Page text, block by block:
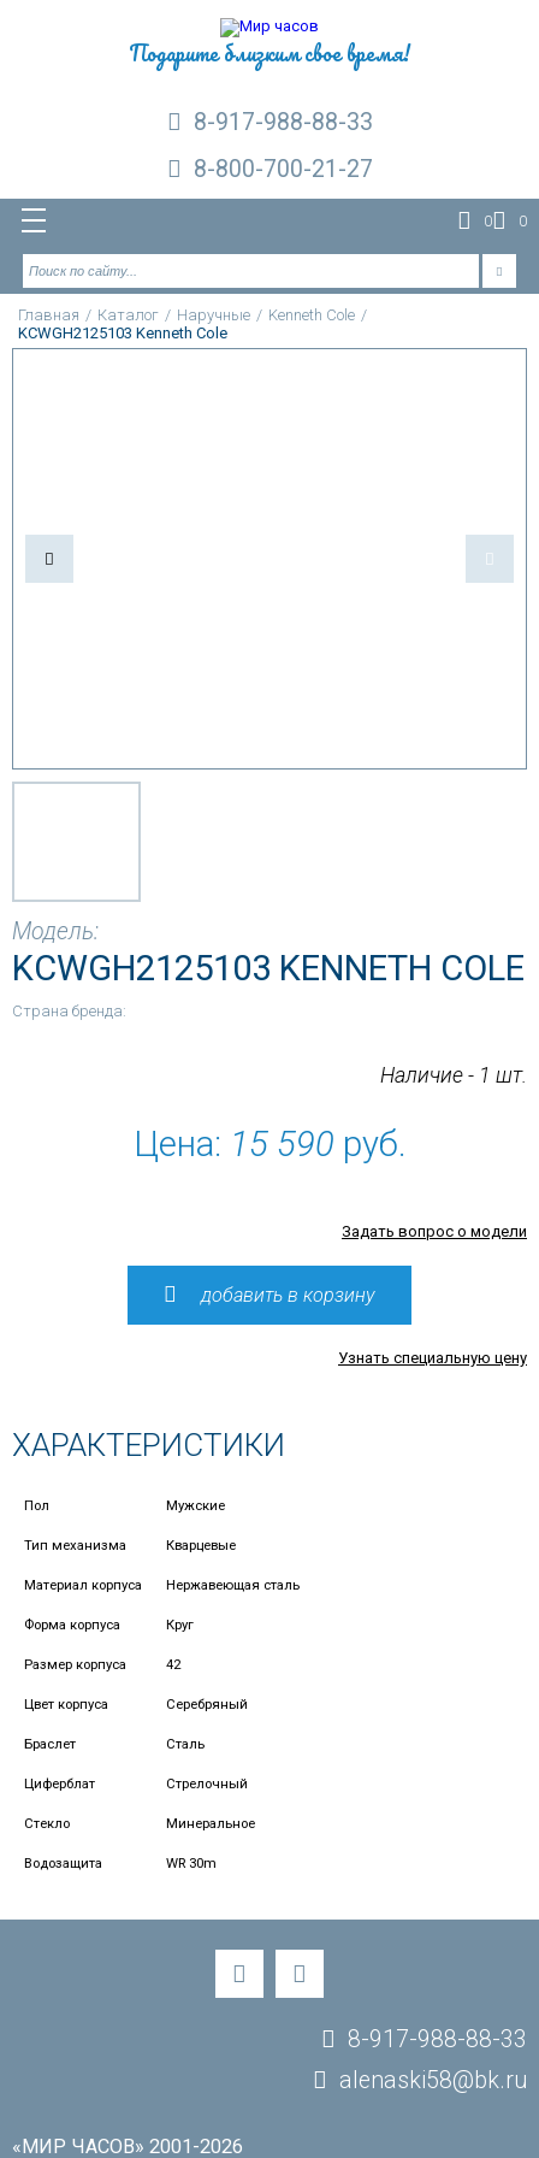
Подарите близким свое время!
8-917-988-88-33
8-800-700-21-27
0 0
Главная / Каталог / Наручные / Kenneth Cole /
KCWGH2125103 Kenneth Cole
Модель:
KCWGH2125103 KENNETH COLE
Страна бренда:
Наличие - 1 шт.
Цена: 15 590 руб.
Задать вопрос о модели
добавить в корзину
Узнать специальную цену
ХАРАКТЕРИСТИКИ
Пол Мужские
Тип механизма Кварцевые
Материал корпуса Нержавеющая сталь
Форма корпуса Круг
Размер корпуса 42
Цвет корпуса Серебряный
Браслет Сталь
Циферблат Стрелочный
Стекло Минеральное
Водозащита WR 30m
«МИР ЧАСОВ» 2001-2026
8-917-988-88-33
alenaski58@bk.ru